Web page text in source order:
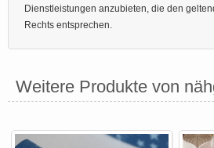
Dienstleistungen anzubieten, die den
Rechts entsprechen.
Weitere Produkte von